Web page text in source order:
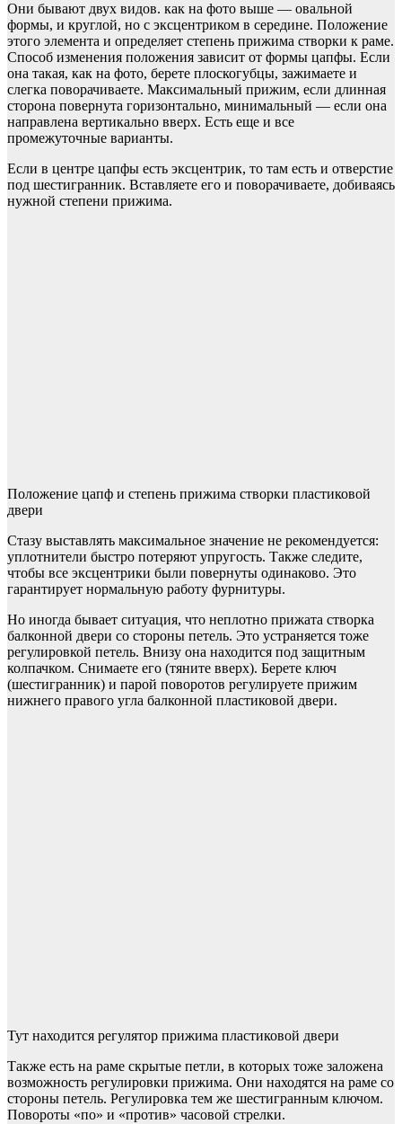
Они бывают двух видов. как на фото выше — овальной
формы, и круглой, но с эксцентриком в середине. Положение
этого элемента и определяет степень прижима створки к раме.
Способ изменения положения зависит от формы цапфы. Если
она такая, как на фото, берете плоскогубцы, зажимаете и
слегка поворачиваете. Максимальный прижим, если длинная
сторона повернута горизонтально, минимальный — если она
направлена вертикально вверх. Есть еще и все
промежуточные варианты.
Если в центре цапфы есть эксцентрик, то там есть и отверстие
под шестигранник. Вставляете его и поворачиваете, добиваясь
нужной степени прижима.
Положение цапф и степень прижима створки пластиковой
двери
Стазу выставлять максимальное значение не рекомендуется:
уплотнители быстро потеряют упругость. Также следите,
чтобы все эксцентрики были повернуты одинаково. Это
гарантирует нормальную работу фурнитуры.
Но иногда бывает ситуация, что неплотно прижата створка
балконной двери со стороны петель. Это устраняется тоже
регулировкой петель. Внизу она находится под защитным
колпачком. Снимаете его (тяните вверх). Берете ключ
(шестигранник) и парой поворотов регулируете прижим
нижнего правого угла балконной пластиковой двери.
Тут находится регулятор прижима пластиковой двери
Также есть на раме скрытые петли, в которых тоже заложена
возможность регулировки прижима. Они находятся на раме со
стороны петель. Регулировка тем же шестигранным ключом.
Повороты «по» и «против» часовой стрелки.